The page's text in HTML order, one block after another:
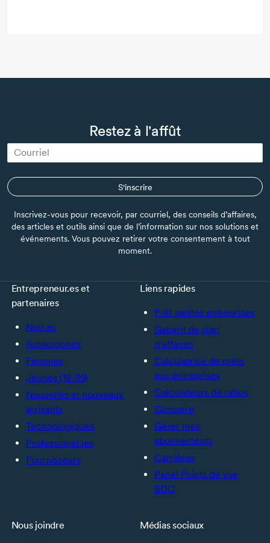
Restez à l'affût
S'inscrire
Inscrivez-vous pour recevoir, par courriel, des conseils d’affaires,
des articles et outils ainsi que de l’information sur nos solutions et
événements. Vous pouvez retirer votre consentement à tout
moment.
Entrepreneur.es et
partenaires
Noir.es
Autochtones
Femmes
Jeunes (18-39)
Nouvelles et nouveaux
arrivants
Technologiques
Professionel.les
Fournisseurs
Liens rapides
Prêt petites entreprises
Gabarit de plan
d’affaires
Calculatrice de prêts
aux entreprises
Calculateurs de ratios
Glossaire
Gérer mes
abonnements
Carrières
Panel Points de vue
BDC
Nous joindre Médias sociaux